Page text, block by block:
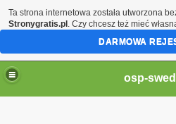
osp-
Ta strona internetowa została utworzona
Stronygratis.pl . Czy chcesz też mieć
DARMOWA